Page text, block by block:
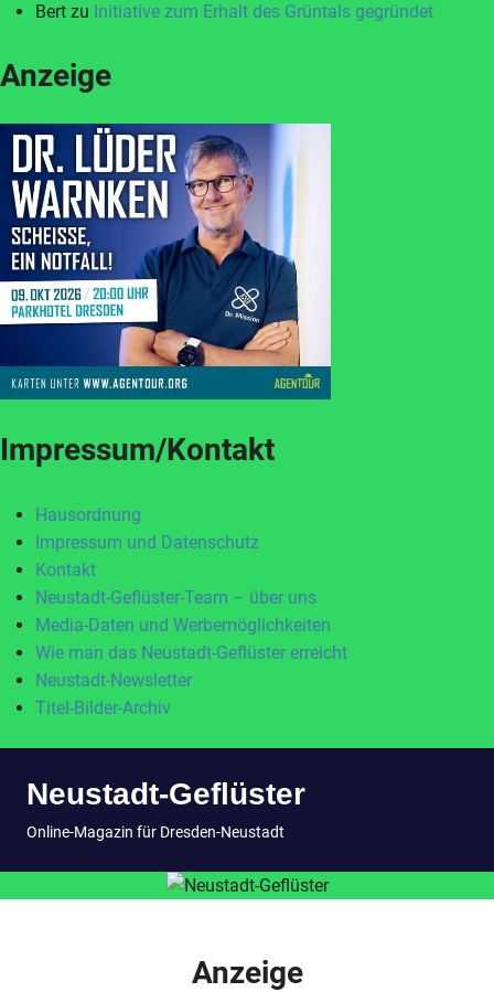
Bert zu Initiative zum Erhalt des Grüntals gegründet
Anzeige
Impressum/Kontakt
Hausordnung
Impressum und Datenschutz
Kontakt
Neustadt-Geflüster-Team – über uns
Media-Daten und Werbemöglichkeiten
Wie man das Neustadt-Geflüster erreicht
Neustadt-Newsletter
Titel-Bilder-Archiv
InhaltNeustadt-Geflüster
Online-Magazin für Dresden-Neustadt
Anzeige